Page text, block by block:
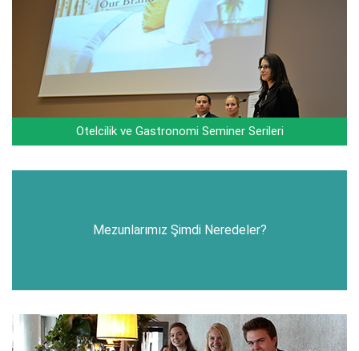
Otelcilik ve Gastronomi Seminer Serileri
Mezunlarımız Şimdi Neredeler?